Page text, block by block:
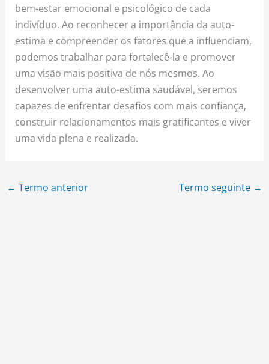
bem-estar emocional e psicológico de cada
indivíduo. Ao reconhecer a importância da auto-
estima e compreender os fatores que a influenciam,
podemos trabalhar para fortalecê-la e promover
uma visão mais positiva de nós mesmos. Ao
desenvolver uma auto-estima saudável, seremos
capazes de enfrentar desafios com mais confiança,
construir relacionamentos mais gratificantes e viver
uma vida plena e realizada.
← Termo anterior Termo seguinte →